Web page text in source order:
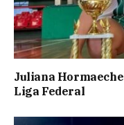
Juliana
Liga Federal